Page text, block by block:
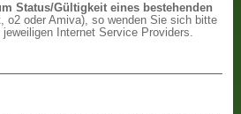
Status/Gültigkeit eines bestehenden
o2 oder Amiva), so wenden Sie sich bitte
Internet Service Providers.